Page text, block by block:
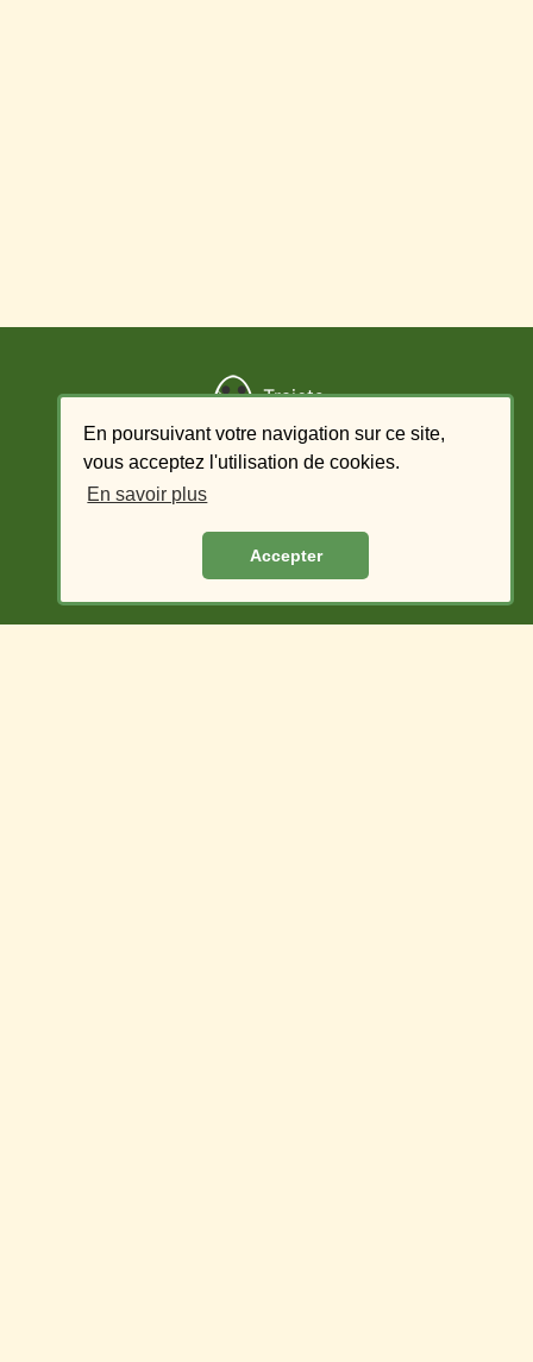
En poursuivant votre navigation sur ce site,
vous acceptez l'utilisation de cookies.
En savoir plus
Accepter
Trajets
Ajouter un trajet
Liste des offres - conducteur
Liste des demandes - passager